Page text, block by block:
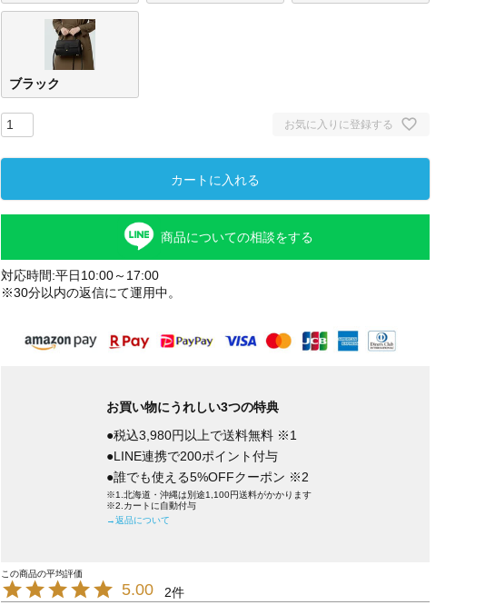
ブラック
お気に入りに登録する
カートに入れる
商品についての相談をする
対応時間:平日10:00～17:00
※30分以内の返信にて運用中。
お買い物にうれしい3つの特典
●税込3,980円以上で送料無料 ※1
●LINE連携で200ポイント付与
●誰でも使える5%OFFクーポン ※2
※1.北海道・沖縄は別途1,100円送料がかかります
※2.カートに自動付与
→返品について
5.00 2